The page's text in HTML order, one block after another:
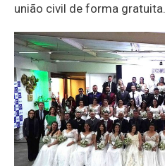
união civil de forma gratuita.